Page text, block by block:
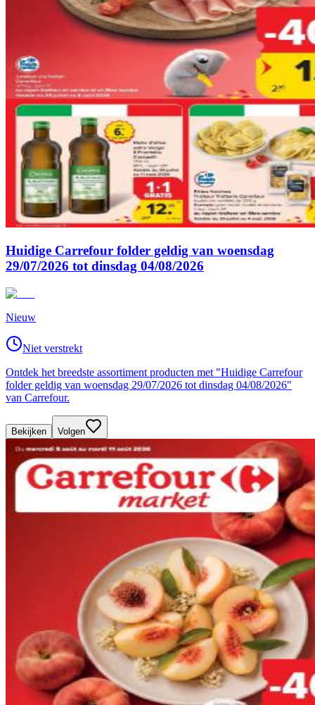
Huidige Carrefour folder geldig van woensdag
29/07/2026 tot dinsdag 04/08/2026
Nieuw
Niet verstrekt
Ontdek het breedste assortiment producten met "Huidige Carrefour
folder geldig van woensdag 29/07/2026 tot dinsdag 04/08/2026"
van Carrefour.
Bekijken Volgen